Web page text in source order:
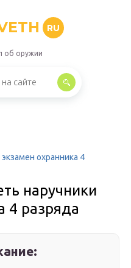
RU
об оружии
охранника 4
наручники
4 разряда